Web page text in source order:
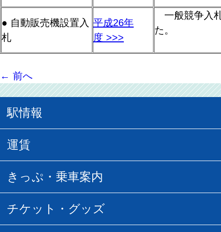
● 自動販売機設置入
札
平成26年
度 >>>
一般競争入
た。
← 前へ
駅情報
駅情報
所要時間
運賃
普通運賃
団体乗車
きっぷ・乗車案内
乗車券の種類
チケット・グッズ